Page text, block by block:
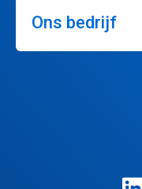
Ons bedrijf